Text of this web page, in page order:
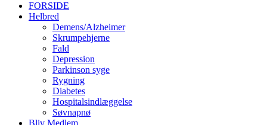
FORSIDE
Helbred
Demens/Alzheimer
Skrumpehjerne
Fald
Depression
Parkinson syge
Rygning
Diabetes
Hospitalsindlæggelse
Søvnapnø
Bliv Medlem